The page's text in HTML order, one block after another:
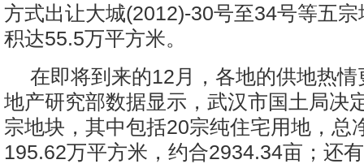
方式出让大城(2012)-30号至34号等五
积达55.5万平方米。
在即将到来的12月，各地的供地热
地产研究部数据显示，武汉市国土局决
宗地块，其中包括20宗纯住宅用地，总
195.62万平方米，约合2934.34亩；还